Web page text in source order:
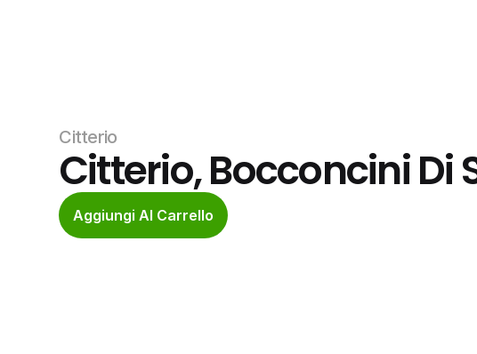
Citterio
Citterio, Bocconcini Di
Aggiungi Al Carrello